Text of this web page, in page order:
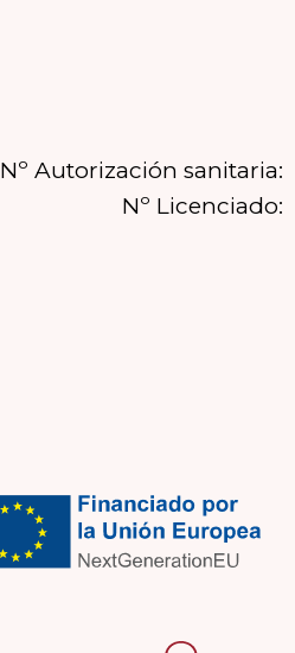
Nº Autorización sanitaria:
Nº Licenciado: